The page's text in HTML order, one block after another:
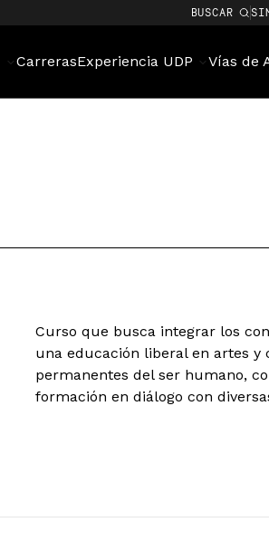
BUSCAR
CarrerasExperiencia UDP Vías de
Curso que busca integrar los
una educación liberal en artes y
permanentes del ser humano,
formación en diálogo con